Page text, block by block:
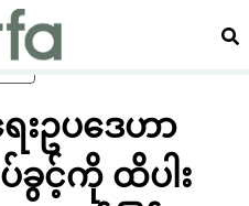
ရှာ
ဥပဒေဟာ
င့်ကို ထိပါး